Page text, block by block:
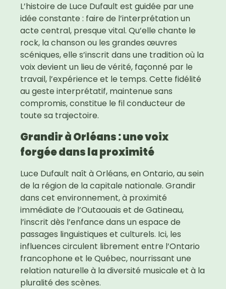
L’histoire de Luce Dufault est guidée par une
idée constante : faire de l’interprétation un
acte central, presque vital. Qu’elle chante le
rock, la chanson ou les grandes œuvres
scéniques, elle s’inscrit dans une tradition où la
voix devient un lieu de vérité, façonné par le
travail, l’expérience et le temps. Cette fidélité
au geste interprétatif, maintenue sans
compromis, constitue le fil conducteur de
toute sa trajectoire.
Grandir à Orléans : une voix
forgée dans la proximité
Luce Dufault naît à Orléans, en Ontario, au sein
de la région de la capitale nationale. Grandir
dans cet environnement, à proximité
immédiate de l’Outaouais et de Gatineau,
l’inscrit dès l’enfance dans un espace de
passages linguistiques et culturels. Ici, les
influences circulent librement entre l’Ontario
francophone et le Québec, nourrissant une
relation naturelle à la diversité musicale et à la
pluralité des scènes.